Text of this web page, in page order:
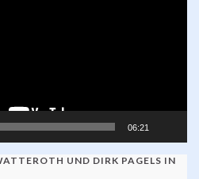
06:21
UND DIRK PAGELS IN